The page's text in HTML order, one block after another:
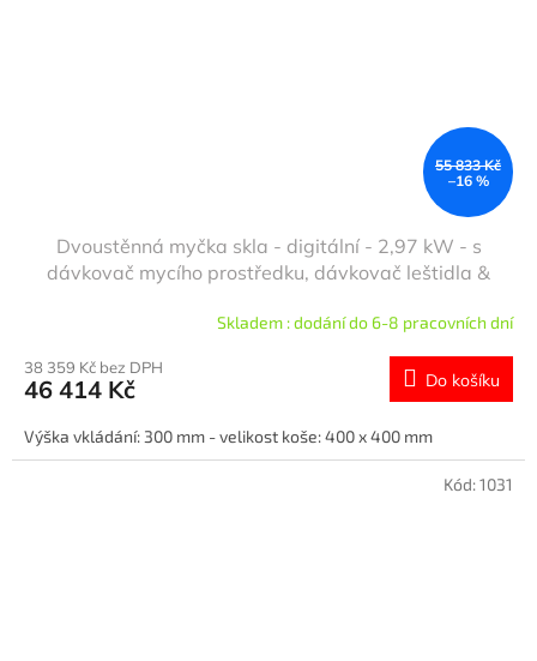
55 833 Kč
–16 %
Dvoustěnná myčka skla - digitální - 2,97 kW - s
dávkovač mycího prostředku, dávkovač leštidla &
Skladem : dodání do 6-8 pracovních dní
38 359 Kč bez DPH
46 414 Kč Do košíku
Výška vkládání: 300 mm - velikost koše: 400 x 400 mm
Kód:1031